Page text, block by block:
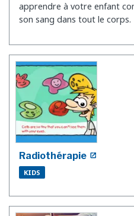
apprendre à votre enfant
son sang dans tout le corps.
Radiothérapie
KIDS